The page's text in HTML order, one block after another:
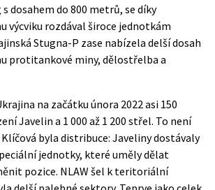
dosahem do 800 metrů, se díky
výcviku rozdával široce jednotkám
Stugna-P zase nabízela delší dosah
protitankové miny, dělostřelba a
na začátku února 2022 asi 150
Javelin a 1 000 až 1 200 střel. To není
byla distribuce: Javeliny dostávaly
jednotky, které uměly dělat
pozice. NLAW šel k teritoriální